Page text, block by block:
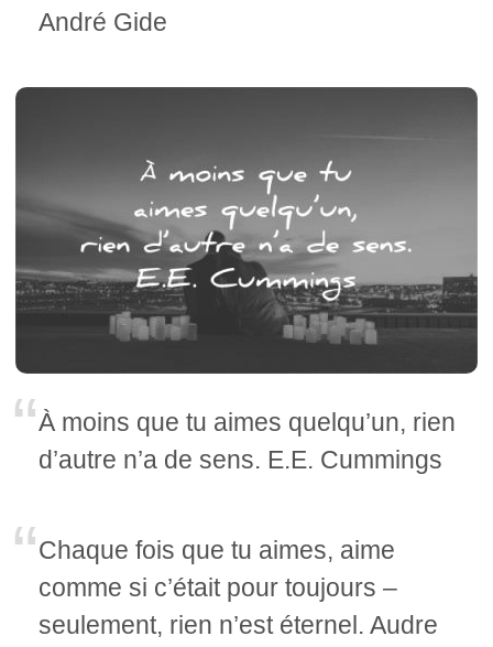
André Gide
À moins que tu aimes quelqu’un, rien
d’autre n’a de sens. E.E. Cummings
Chaque fois que tu aimes, aime
comme si c’était pour toujours –
seulement, rien n’est éternel. Audre